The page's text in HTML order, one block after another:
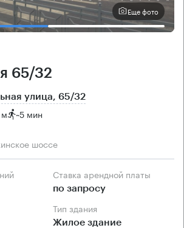
Еще фото
65/32
улица, 65/32
~5 мин
шоссе
Ставка арендной платы
по запросу
Тип здания
Жилое здание